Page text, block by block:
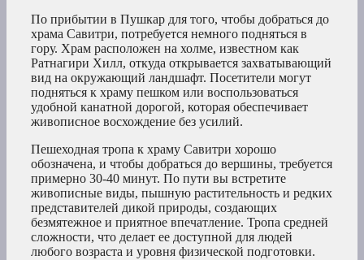
По прибытии в Пушкар для того, чтобы добраться до
храма Савитри, потребуется немного подняться в
гору. Храм расположен на холме, известном как
Ратнагири Хилл, откуда открывается захватывающий
вид на окружающий ландшафт. Посетители могут
подняться к храму пешком или воспользоваться
удобной канатной дорогой, которая обеспечивает
живописное восхождение без усилий.
Пешеходная тропа к храму Савитри хорошо
обозначена, и чтобы добраться до вершины, требуется
примерно 30-40 минут. По пути вы встретите
живописные виды, пышную растительность и редких
представителей дикой природы, создающих
безмятежное и приятное впечатление. Тропа средней
сложности, что делает ее доступной для людей
любого возраста и уровня физической подготовки.